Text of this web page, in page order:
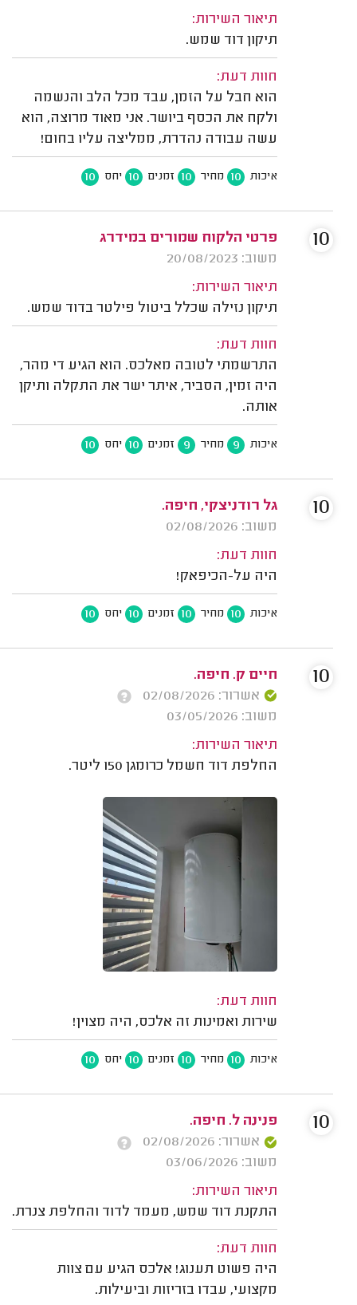
תיאור השירות:
תיקון דוד שמש.
חוות דעת:
הוא חבל על הזמן, עבד מכל הלב והנשמה
ולקח את הכסף ביושר. אני מאוד מרוצה, הוא
עשה עבודה נהדרת, ממליצה עליו בחום!
איכות 10 מחיר 10 זמנים 10 יחס 10
פרטי הלקוח שמורים במידרג
משוב: 20/08/2023
תיאור השירות:
תיקון נזילה שכלל ביטול פילטר בדוד שמש.
חוות דעת:
התרשמתי לטובה מאלכס. הוא הגיע די מהר,
היה זמין, הסביר, איתר ישר את התקלה ותיקן
אותה.
איכות 9 מחיר 9 זמנים 10 יחס 10
10
גל רודניצקי, חיפה.
משוב: 02/08/2026
חוות דעת:
היה על-הכיפאק!
איכות 10 מחיר 10 זמנים 10 יחס 10
10
חיים ק. חיפה.
אשרור: 02/08/2026
משוב: 03/05/2026
תיאור השירות:
החלפת דוד חשמל כרומגן 150 ליטר.
חוות דעת:
שירות ואמינות זה אלכס, היה מצוין!
איכות 10 מחיר 10 זמנים 10 יחס 10
10
פנינה ל. חיפה.
אשרור: 02/08/2026
משוב: 03/06/2026
תיאור השירות:
התקנת דוד שמש, מעמד לדוד והחלפת צנרת.
חוות דעת:
היה פשוט תענוג! אלכס הגיע עם צוות
מקצועי, עבדו בזריזות וביעילות.
10